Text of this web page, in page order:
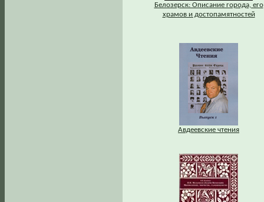
Белозерск: Описание города, его
храмов и достопамятностей
Авдеевские чтения